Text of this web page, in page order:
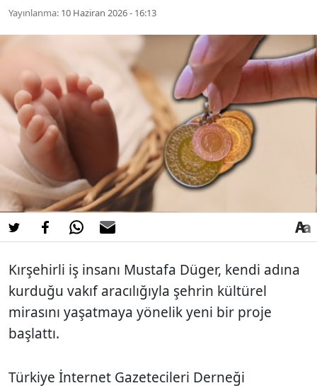
Yayınlanma: 10 Haziran 2026 - 16:13
Kırşehirli iş insanı Mustafa Düger, kendi adına
kurduğu vakıf aracılığıyla şehrin kültürel
mirasını yaşatmaya yönelik yeni bir proje
başlattı.
Türkiye İnternet Gazetecileri Derneği